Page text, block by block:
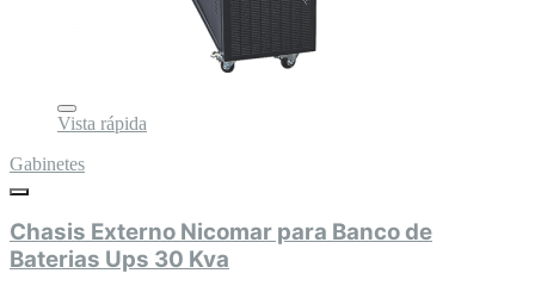
Vista rápida
Gabinetes
Chasis Externo Nicomar para Banco de
Baterias Ups 30 Kva